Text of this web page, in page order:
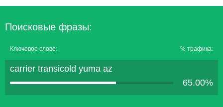
Поисковые фразы:
Ключевое слово: % трафика:
carrier transicold yuma az
65.00%